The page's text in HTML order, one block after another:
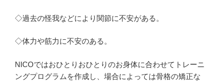
◇過去の怪我などにより関節に不安がある。
◇体力や筋力に不安のある。
NICOではおひとりおひとりのお身体に合わせてトレーニ
ングプログラムを作成し、場合によっては骨格の矯正な